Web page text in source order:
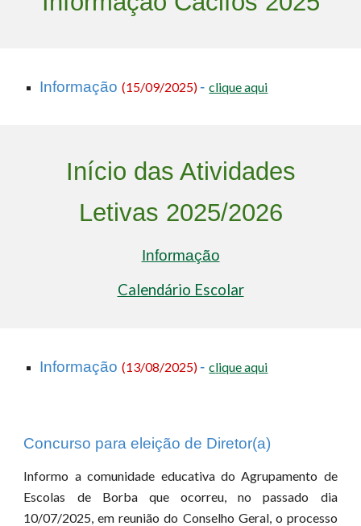
Informação(15/09/2025)-clique aqui
Início das Atividades
Letivas 2025/2026
Informação
Calendário Escolar
Informação(13/08/2025)-clique aqui
Concurso para eleição de Diretor(a)
Informo a comunidade educativa doAgrupamento de
Escolas de Borba que ocorreu, no passado dia
10/07/2025, em reunião do Conselho Geral, o processo